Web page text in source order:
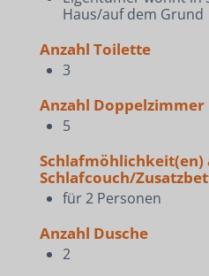
Haus/auf dem Grund
Anzahl Toilette
3
Anzahl Doppelzimmer
5
Schlafmöhlichkeit(en)
Schlafcouch/
für 2 Personen
Anzahl Dusche
2